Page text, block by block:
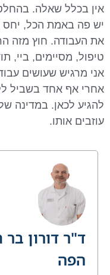
אין בכלל שאלה.
יש פה באמת הכל, יחס
את העבודה. חוץ מזה
טיפול, מסיימים, ביי,
אני מרגיש שעושים
אחרי אף אחד בשביל
להגיע לכאן. במדינה
עוזבים אותו.
ד"ר דורון
הפה